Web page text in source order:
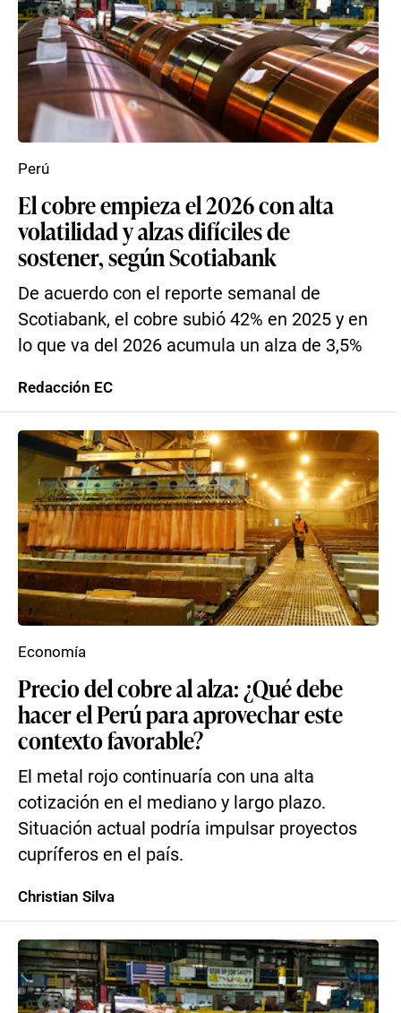
El cobre empieza el 2026 con alta
volatilidad y alzas difíciles de
sostener, según Scotiabank
De acuerdo con el reporte semanal de
Scotiabank, el cobre subió 42% en 2025 y en
lo que va del 2026 acumula un alza de 3,5%
Perú
Redacción EC
Precio del cobre al alza: ¿Qué debe
hacer el Perú para aprovechar este
contexto favorable?
El metal rojo continuaría con una alta
cotización en el mediano y largo plazo.
Situación actual podría impulsar proyectos
cupríferos en el país.
Economía
Christian Silva